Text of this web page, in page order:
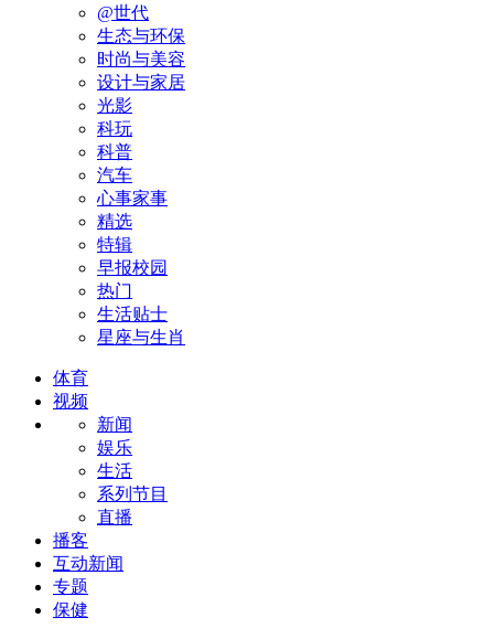
@世代
生态与环保
时尚与美容
设计与家居
光影
科玩
科普
汽车
心事家事
精选
特辑
早报校园
热门
生活贴士
星座与生肖
体育
视频
新闻
娱乐
生活
系列节目
直播
播客
互动新闻
专题
保健